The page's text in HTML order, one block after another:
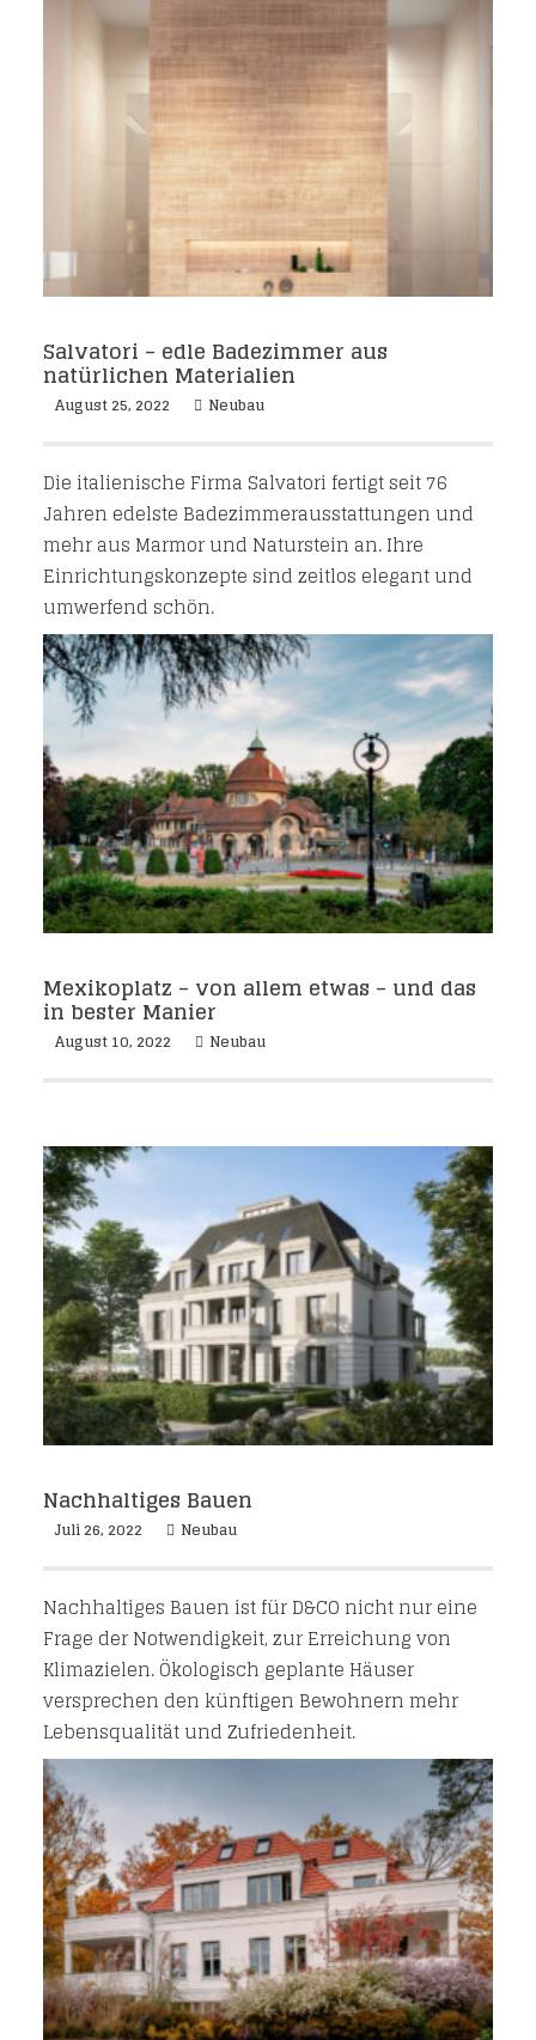
Salvatori – edle Badezimmer aus
natürlichen Materialien
August 25, 2022 Neubau
Die italienische Firma Salvatori fertigt seit 76
Jahren edelste Badezimmerausstattungen und
mehr aus Marmor und Naturstein an. Ihre
Einrichtungskonzepte sind zeitlos elegant und
umwerfend schön.
Mexikoplatz – von allem etwas – und das
in bester Manier
August 10, 2022 Neubau
Nachhaltiges Bauen
Juli 26, 2022 Neubau
Nachhaltiges Bauen ist für D&CO nicht nur eine
Frage der Notwendigkeit, zur Erreichung von
Klimazielen. Ökologisch geplante Häuser
versprechen den künftigen Bewohnern mehr
Lebensqualität und Zufriedenheit.